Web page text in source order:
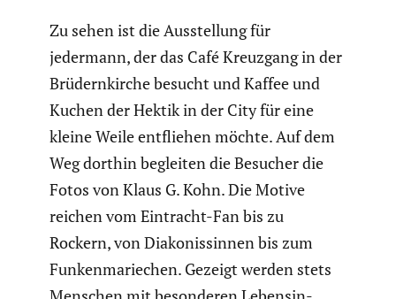
Zu sehen ist die Ausstel­lung für
jedermann, der das Café Kreuzgang in der
Brüdern­kirche besucht und Kaffee und
Kuchen der Hektik in der City für eine
kleine Weile entfliehen möchte. Auf dem
Weg dorthin begleiten die Besucher die
Fotos von Klaus G. Kohn. Die Motive
reichen vom Eintracht-Fan bis zu
Rockern, von Diako­nis­sinnen bis zum
Funken­ma­rie­chen. Gezeigt werden stets